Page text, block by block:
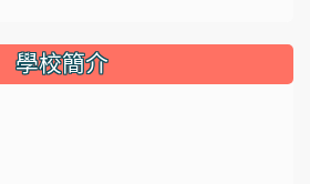
學校簡介